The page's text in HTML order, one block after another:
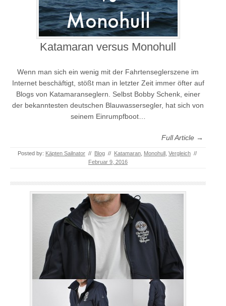
Katamaran versus Monohull
Wenn man sich ein wenig mit der Fahrtenseglerszene im
Internet beschäftigt, stößt man in letzter Zeit immer öfter auf
Blogs von Katamaranseglern. Selbst Bobby Schenk, einer
der bekanntesten deutschen Blauwassersegler, hat sich von
seinem Einrumpfboot…
Full Article →
Posted by: Käpten Sailnator // Blog // Katamaran Monohull Vergleich //
Februar 9, 2016